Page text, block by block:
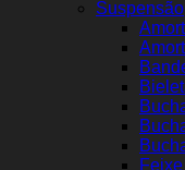
Suspensão